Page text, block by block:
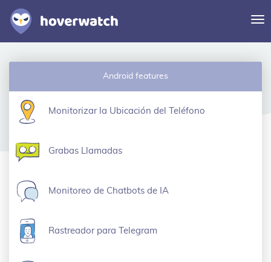
Características
Iniciar sesión
Android features
Monitorizar la Ubicación del Teléfono
Grabas Llamadas
Monitoreo de Chatbots de IA
Rastreador para Telegram